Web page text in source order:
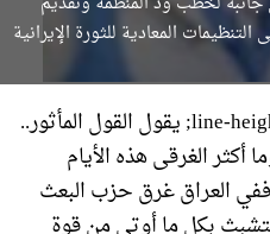
المعادية للثورة الإيرانية
line-line-height: 115%; يقول القول المأثور..
الغرقى هذه الأيام
العراق غرق حزب البعث